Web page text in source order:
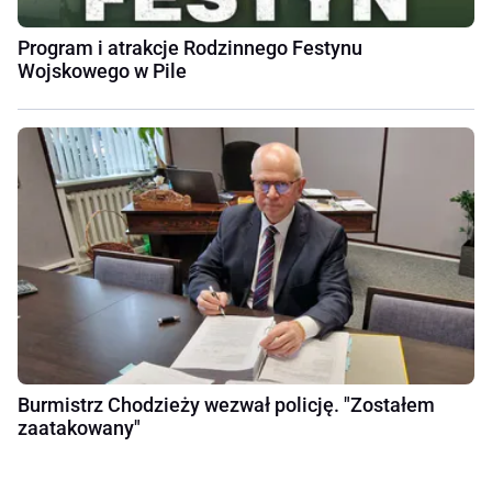
Program i atrakcje Rodzinnego Festynu
Wojskowego w Pile
Burmistrz Chodzieży wezwał policję. "Zostałem
zaatakowany"